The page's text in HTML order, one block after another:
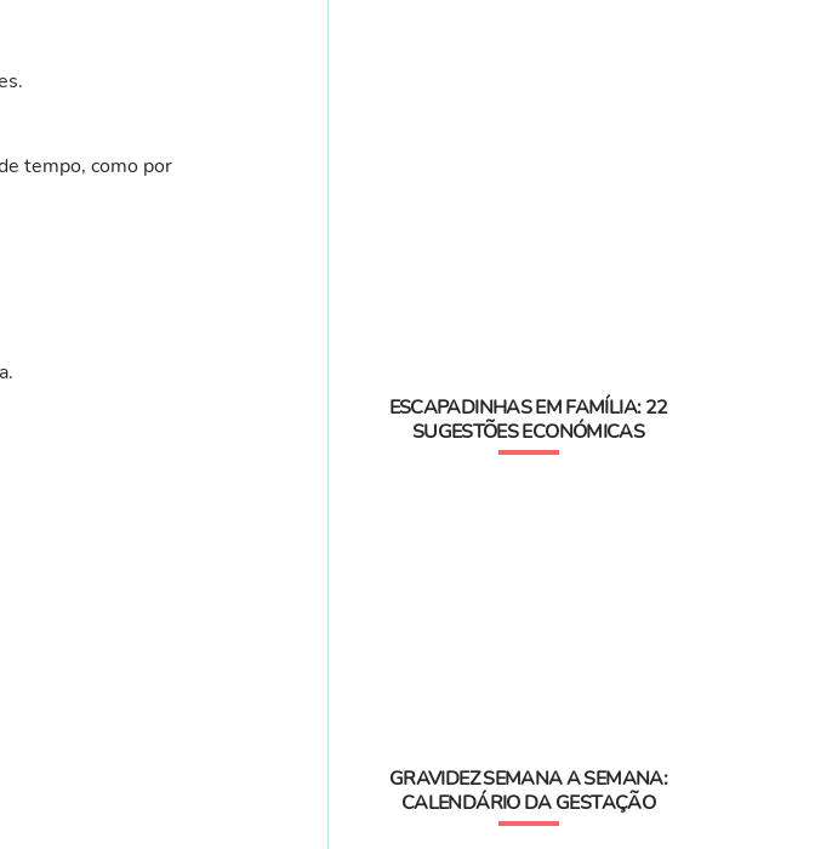
tempo, como por
ESCAPADINHAS EM FAMÍLIA: 22
SUGESTÕES ECONÓMICAS
GRAVIDEZ SEMANA A SEMANA:
CALENDÁRIO DA GESTAÇÃO